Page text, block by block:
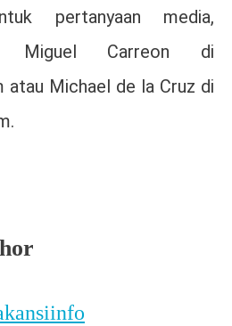
pertanyaan media,
Miguel Carreon di
atau Michael de la Cruz di